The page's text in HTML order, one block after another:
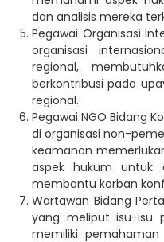
dan analisis mereka
Pegawai Organisasi
organisasi
regional,
berkontribusi pada
regional.
Pegawai NGO Bidang
di organisasi non-
keamanan
aspek hukum untuk
membantu korban
Wartawan Bidang
yang meliput isu-isu
memiliki